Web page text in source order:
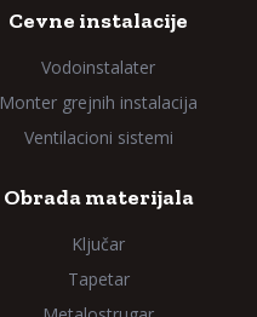
Cevne instalacije
Vodoinstalater
Monter grejnih instalacija
Ventilacioni sistemi
Obrada materijala
Ključar
Tapetar